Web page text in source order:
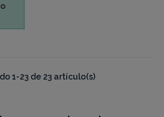
1-23 de 23 artículo(s)